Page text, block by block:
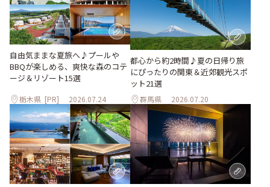
自由気ままな夏旅へ♪プールや
BBQが楽しめる、爽快な森のコテ
ージ＆リゾート15選
栃木県 [PR] 2026.07.24
都心から約2時間♪夏の日帰り旅
にぴったりの関東＆近郊観光スポ
ット21選
群馬県 2026.07.20